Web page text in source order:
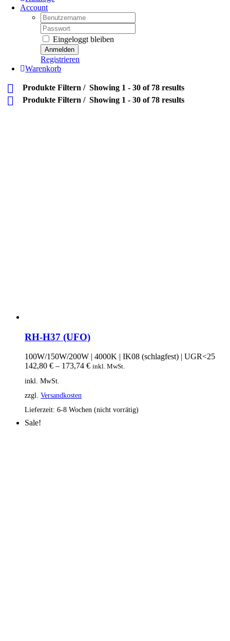
Account
Username:
Password:
Eingeloggt bleiben
Registrieren
Warenkorb
Produkte Filtern
Showing 1 - 30 of 78 results
Produkte Filtern
Showing 1 - 30 of 78 results
RH-H37 (UFO)
100W/150W/200W | 4000K | IK08 (schlagfest) | UGR<25
142,80 € – 173,74 € inkl. MwSt.
inkl. MwSt.
zzgl. Versandkosten
Lieferzeit: 6-8 Wochen (nicht vorrätig)
Sale!